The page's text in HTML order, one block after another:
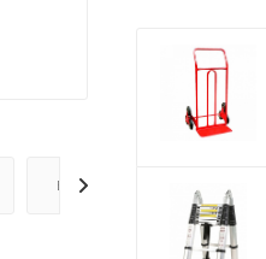
ВОПРОС-ОТВЕТ